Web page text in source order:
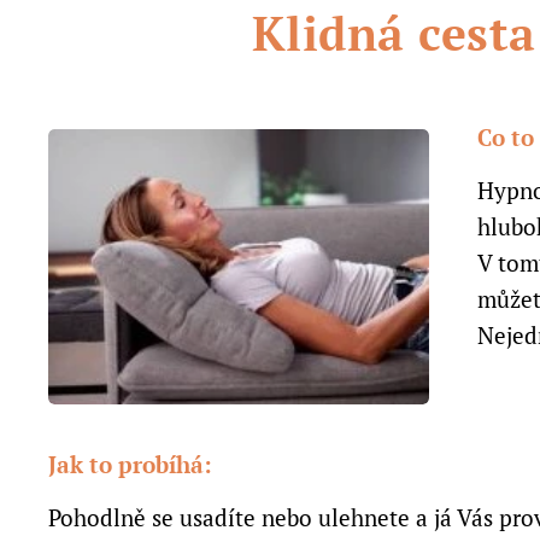
Klidná
Co
V
Jak to probíhá:
Pohodlně se usadíte nebo ulehnete a já Vás